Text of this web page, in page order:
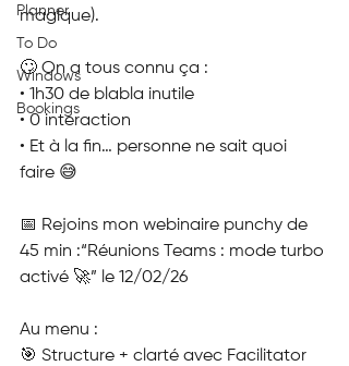
Planner
To Do
Windows
Bookings
magique).
🙄 On a tous connu ça :
• 1h30 de blabla inutile
• 0 interaction
• Et à la fin… personne ne sait quoi
faire 😅
📅 Rejoins mon webinaire punchy de
45 min :“Réunions Teams : mode turbo
activé 🚀” le 12/02/26
Au menu :
🎯 Structure + clarté avec Facilitator